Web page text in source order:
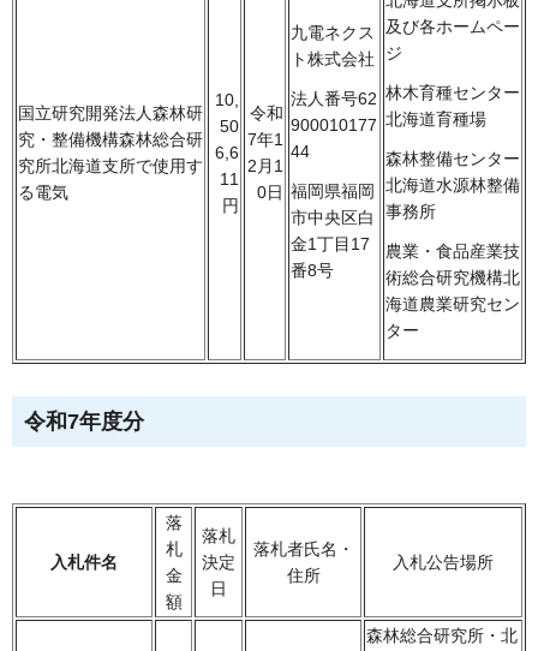
国立研究開発法人森林研
究・整備機構森林総合研
究所北海道支所で使用す
る電気
10,
50
6,6
11
円
令和
7年1
2月1
0日
九電ネクス
ト株式会社
法人番号62
900010177
44
福岡県福岡
市中央区白
金1丁目17
番8号
及び各ホームペー
ジ
林木育種センター
北海道育種場
森林整備センター
北海道水源林整備
事務所
農業・食品産業技
術総合研究機構北
海道農業研究セン
ター
令和7年度分
入札件名
落
札
金
額
落札
決定
日
落札者氏名・
住所
入札公告場所
森林総合研究所・北